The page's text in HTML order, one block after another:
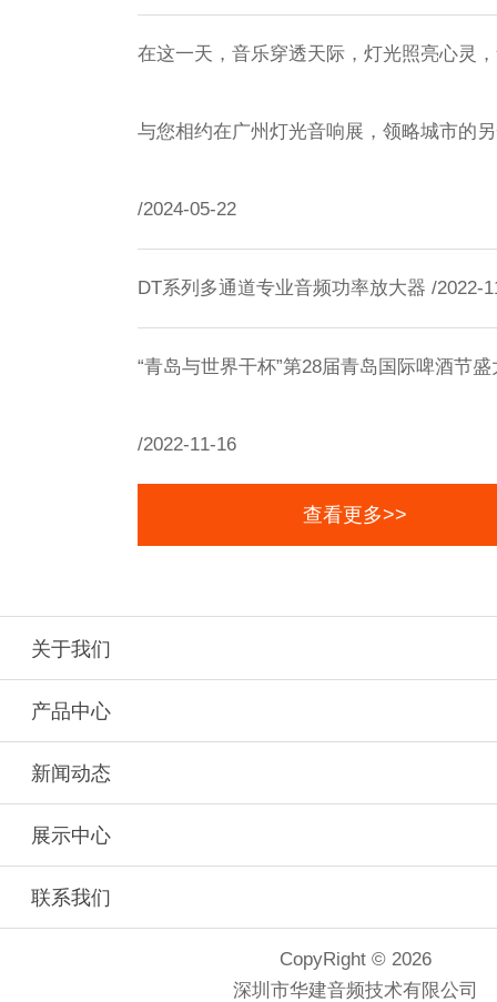
在这一天，音乐穿透天际，灯光照亮心灵
与您相约在广州灯光音响展，领略城市的
/2024-05-22
DT系列多通道专业音频功率放大器 /2022-
“青岛与世界干杯”第28届青岛国际啤酒节
/2022-11-16
查看更多>>
关于我们
产品中心
新闻动态
展示中心
联系我们
CopyRight © 2026
深圳市华建音频技术有限公司